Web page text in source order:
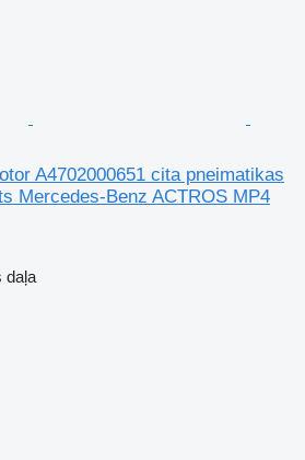
A4702000651 cita pneimatikas
Mercedes-Benz ACTROS MP4
daļa